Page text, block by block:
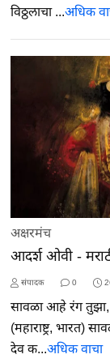
विठ्ठलाचा ...अधिक
अक्षरमंच
आदर्श ओवी -
संपादक 0
सावळा आहे रंग तुझा,
(महाराष्ट्र, भारत)
देव क...अधिक वाचा